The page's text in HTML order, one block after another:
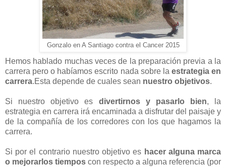
Gonzalo en A Santiago contra el Cancer 2015
Hemos hablado muchas veces de la preparación previa a la
carrera pero o habíamos escrito nada sobre la estrategia en
carrera.Esta depende de cuales sean nuestro objetivos.
Si nuestro objetivo es divertirnos y pasarlo bien, la
estrategia en carrera irá encaminada a disfrutar del paisaje y
de la compañía de los corredores con los que hagamos la
carrera.
Si por el contrario nuestro objetivo es hacer alguna marca
o mejorarlos tiempos con respecto a alguna referencia (por